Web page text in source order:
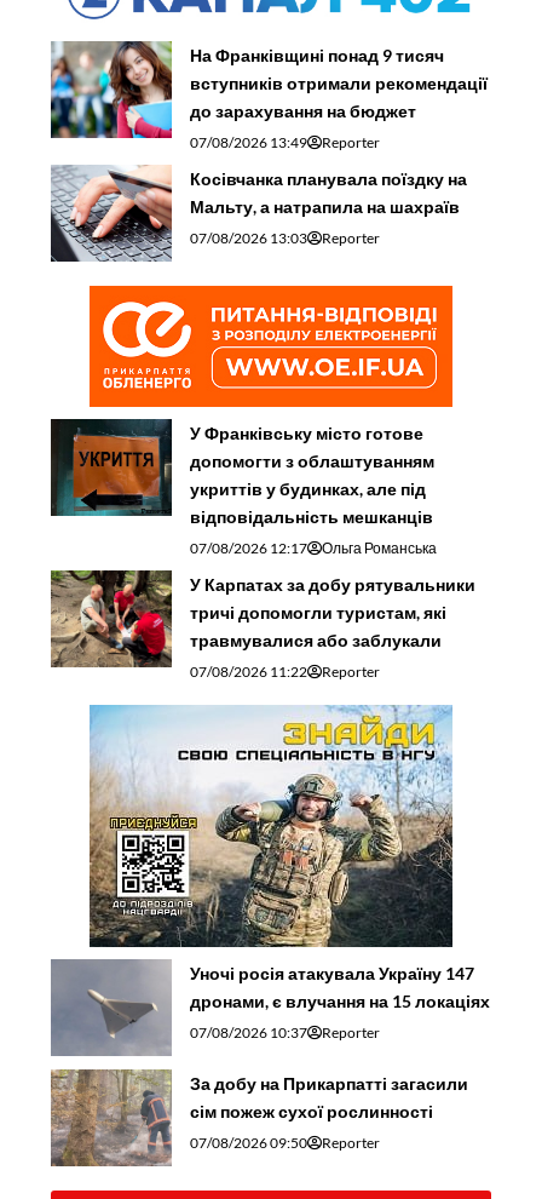
На Франківщині понад 9 тисяч
вступників отримали рекомендації
до зарахування на бюджет
07/08/2026 13:49 Reporter
Косівчанка планувала поїздку на
Мальту, а натрапила на шахраїв
07/08/2026 13:03 Reporter
У Франківську місто готове
допомогти з облаштуванням
укриттів у будинках, але під
відповідальність мешканців
07/08/2026 12:17 Ольга Романська
У Карпатах за добу рятувальники
тричі допомогли туристам, які
травмувалися або заблукали
07/08/2026 11:22 Reporter
Уночі росія атакувала Україну 147
дронами, є влучання на 15 локаціях
07/08/2026 10:37 Reporter
За добу на Прикарпатті загасили
сім пожеж сухої рослинності
07/08/2026 09:50 Reporter